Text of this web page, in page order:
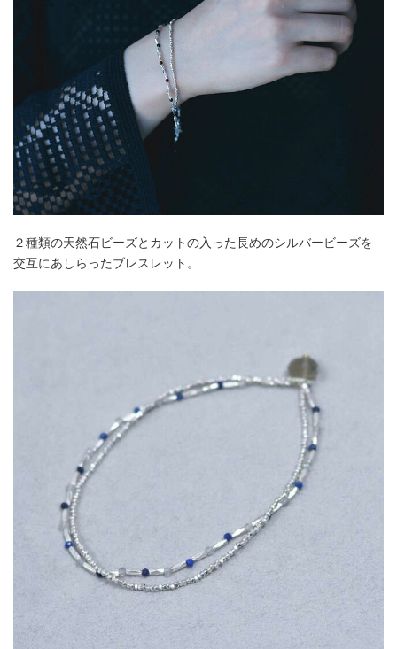
２種類の天然石ビーズとカットの入った長めのシルバービーズを
交互にあしらったブレスレット。